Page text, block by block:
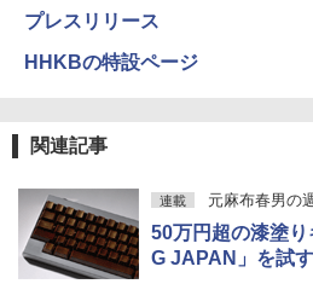
プレスリリース
HHKBの特設ページ
関連記事
連載 元麻布春男の
50万円超の漆塗
G JAPAN」を試す